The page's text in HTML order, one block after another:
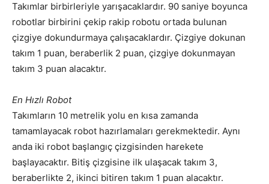
Takımlar birbirleriyle yarışacaklardır. 90 saniye boyunca
robotlar birbirini çekip rakip robotu ortada bulunan
çizgiye dokundurmaya çalışacaklardır. Çizgiye dokunan
takım 1 puan, beraberlik 2 puan, çizgiye dokunmayan
takım 3 puan alacaktır.
En Hızlı Robot
Takımların 10 metrelik yolu en kısa zamanda
tamamlayacak robot hazırlamaları gerekmektedir. Aynı
anda iki robot başlangıç çizgisinden harekete
başlayacaktır. Bitiş çizgisine ilk ulaşacak takım 3,
beraberlikte 2, ikinci bitiren takım 1 puan alacaktır.